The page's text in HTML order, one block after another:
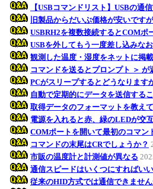
【USBコマンドリスト】USBの通
旧製品からだいぶ価格が安いです
USBRH2を複数接続するとCOMポ
USBを外してもう一度差し込みな
観測した温度・湿度をネットに掲
コマンドを送るとプロンプト ＞
PCがスリープするとどうなります
自動で定期的にデータを送信する
取得データのフォーマットを教えて
電源を入れると赤、緑のLEDが交
COMポートを開いて最初のコマン
コマンドの末尾はCRでしょうか？
市販の温度計と計測値が異なる
通信スピードはいくつにすればい
従来のHID方式では通信できません